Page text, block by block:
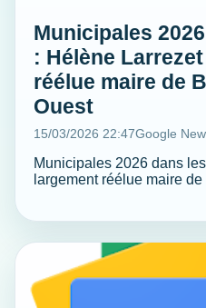
Municipales
: Hélène
réélue maire de
Ouest
15/03/2026 22:47Google
Municipales 2026 dans
largement réélue maire